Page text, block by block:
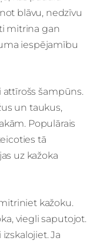
blāvu, nedzīvu
mitrina gan
iespējamību
attīrošs šampūns.
un taukus,
Populārais
tā
uz kažoka
kažoku.
viegli saputojot.
Ja